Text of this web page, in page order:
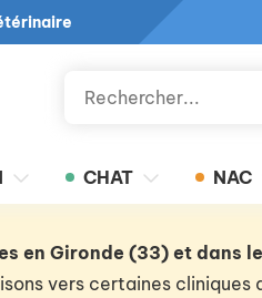
CHAT NAC
en Gironde (33) et dans
vers certaines